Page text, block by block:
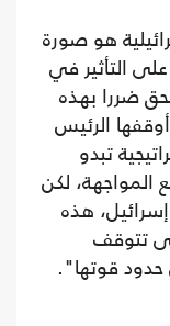
هو صورة
التأثير في
ضررا بهذه
الرئيس
تبدو
المواجهة، لكن
هذه
تتوقف
قوتها".